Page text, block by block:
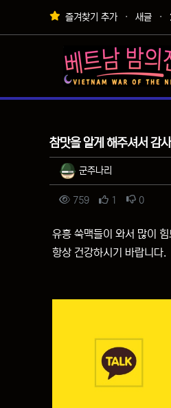
상단 네비 즐겨찾기 추가 새글
자유게시판
참맛을 알게 해주셔서 감
작성자 정보
군주나리
컨텐츠 정보
759조회 1 추천 0비추천
본문
유흥 쑥맥들이 와서 많이
항상 건강하시기 바랍니다.